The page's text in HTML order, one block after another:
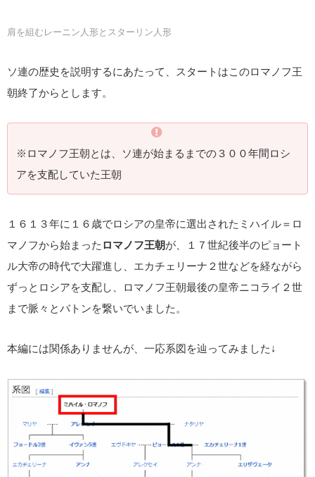
肩を組むレーニン人形とスターリン人形
ソ連の歴史を説明するにあたって、スタートはこのロマノフ王
朝終了からとします。
※ロマノフ王朝とは、ソ連が始まるまでの３００年間ロシ
アを支配していた王朝
１６１３年に１６歳でロシアの皇帝に選出されたミハイル＝ロ
マノフから始まった ロマノフ王朝が、１７世紀後半のピョート
ル大帝の時代で大躍進し、エカチェリーナ２世などを経ながら
ずっとロシアを支配し、ロマノフ王朝最後の皇帝ニコライ２世
まで脈々とバトンを繋いでいました。
本編には関係ありませんが、一応系図を辿ってみました↓